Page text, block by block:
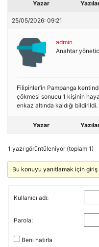
Yazar
25/05/2026: 09:21
admin
Anahtar
Filipinler’in Pampanga
çökmesi sonucu 1 kişinin
enkaz altında kaldığı bildirildi.
Yazar
1 yazı görüntüleniyor (toplam 1)
Bu konuyu yanıtlamak için giriş
Kullanıcı adı:
Parola:
Beni hatırla